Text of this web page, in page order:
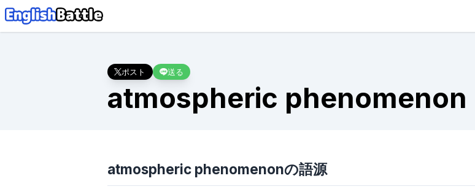
ポスト 送る
atmospheric phenomenon
atmospheric phenomenonの語源